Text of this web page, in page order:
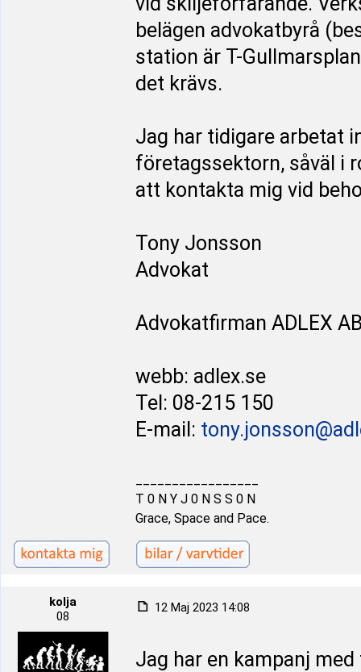
belägen advokatbyrå
station är T-
det krävs.
Jag har tidigare arbetat
företagssektorn, såväl i
att kontakta mig vid
Tony Jonsson
Advokat
Advokatfirman ADLEX
webb: adlex.se
Tel: 08-215 150
E-mail:
T 0 N Y J 0 N S S 0 N
Grace, Space and Pace.
kolja
08
12 Maj 2023 14:08
Jag har en kampanj